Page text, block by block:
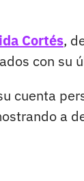
Cortés,
con su
cuenta
a